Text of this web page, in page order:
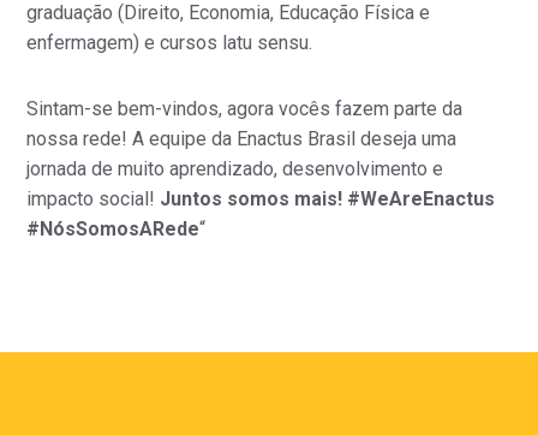
graduação (Direito, Economia, Educação Física e
enfermagem) e cursos latu sensu.
Sintam-se bem-vindos, agora vocês fazem parte da
nossa rede! A equipe da Enactus Brasil deseja uma
jornada de muito aprendizado, desenvolvimento e
impacto social! Juntos somos mais! #WeAreEnactus
#NósSomosARede“